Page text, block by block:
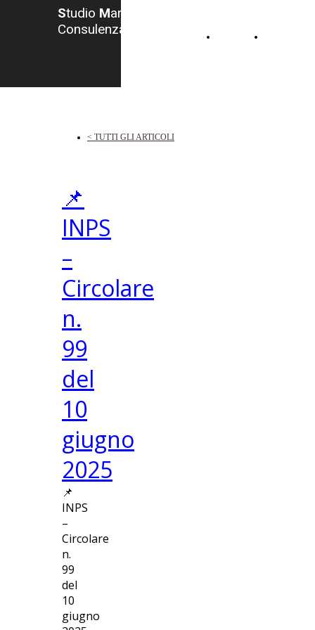
Studio Marzocchi -
Consulenza del Lavoro
< TUTTI GLI ARTICOLI
📌
INPS
–
Circolare
n.
99
del
10
giugno
2025
📌
INPS
–
Circolare
n.
99
del
10
giugno